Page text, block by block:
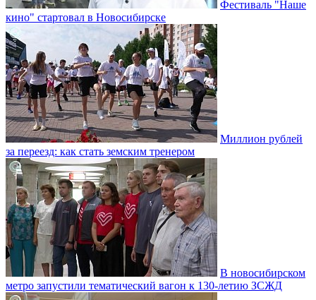
Фестиваль "Наше
кино" стартовал в Новосибирске
Миллион рублей
за переезд: как стать земским тренером
В новосибирском
метро запустили тематический вагон к 130-летию ЗСЖД